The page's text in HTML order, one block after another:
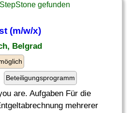
gefunden
(m/w/x)
Belgrad
Beteiligungsprogramm
are. Aufgaben Für die
mehrerer